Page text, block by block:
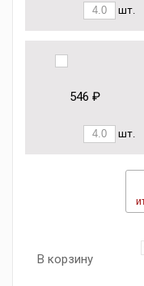
шт.
546 ₽
шт.
В корзину